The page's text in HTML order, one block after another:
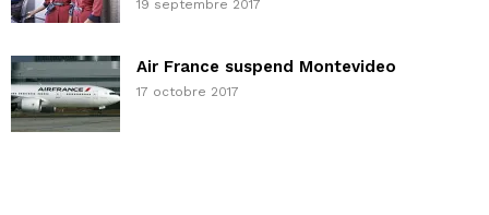
19 septembre 2017
Air France suspend Montevideo
17 octobre 2017